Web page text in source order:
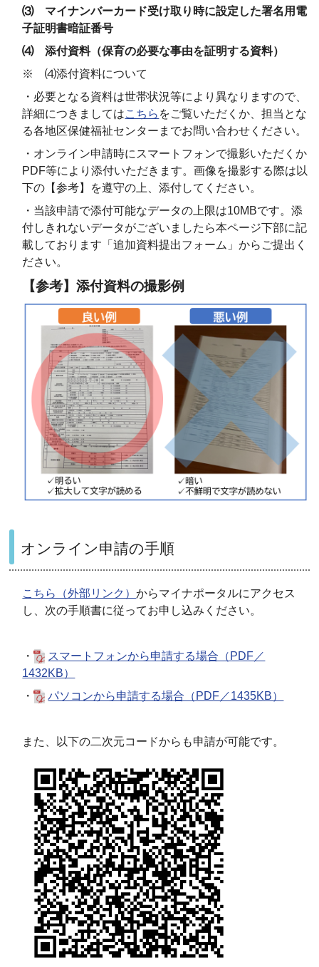
⑶ マイナンバーカード受け取り時に設定した署名用電
子証明書暗証番号
⑷ 添付資料（保育の必要な事由を証明する資料）
※ ⑷添付資料について
・必要となる資料は世帯状況等により異なりますので、
詳細につきましてはこちら をご覧いただくか、担当とな
る各地区保健福祉センターまでお問い合わせください。
・オンライン申請時にスマートフォンで撮影いただくか
PDF等により添付いただきます。画像を撮影する際は以
下の【参考】を遵守の上、添付してください。
・当該申請で添付可能なデータの上限は10MBです。添
付しきれないデータがございましたら本ページ下部に記
載しております「追加資料提出フォーム」からご提出く
ださい。
【参考】添付資料の撮影例
オンライン申請の手順
こちら（外部リンク）からマイナポータルにアクセス
し、次の手順書に従ってお申し込みください。
・
スマートフォンから申請する場合（PDF／
1432KB）
・
パソコンから申請する場合（PDF／1435KB）
また、以下の二次元コードからも申請が可能です。